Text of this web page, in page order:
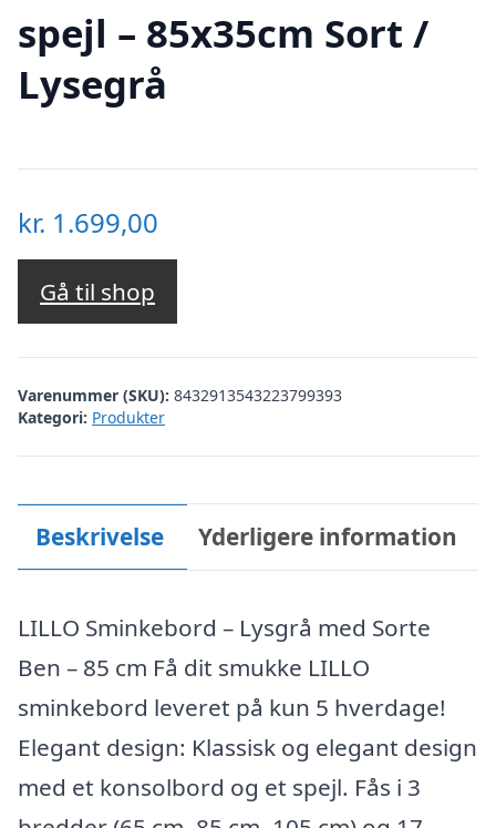
spejl – 85x35cm Sort /
Lysegrå
kr. 1.699,00
Gå til shop
Varenummer (SKU): 8432913543223799393
Kategori: Produkter
Beskrivelse Yderligere information
LILLO Sminkebord – Lysgrå med Sorte
Ben – 85 cm Få dit smukke LILLO
sminkebord leveret på kun 5 hverdage!
Elegant design: Klassisk og elegant design
med et konsolbord og et spejl. Fås i 3